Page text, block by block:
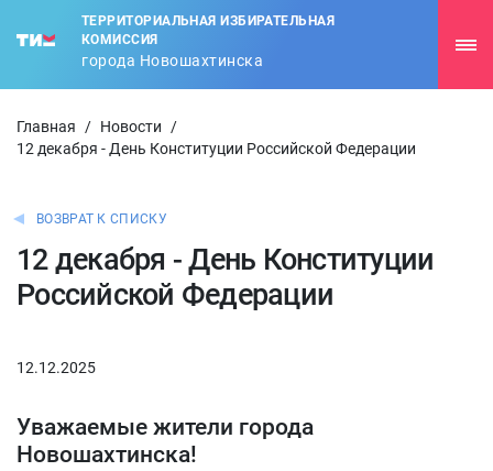
ТЕРРИТОРИАЛЬНАЯ ИЗБИРАТЕЛЬНАЯ
КОМИССИЯ
города Новошахтинска
Главная / Новости
/
12 декабря - День Конституции Российской Федерации
ВОЗВРАТ К СПИСКУ
12 декабря - День Конституции
Российской Федерации
12.12.2025
Уважаемые жители города
Новошахтинска!